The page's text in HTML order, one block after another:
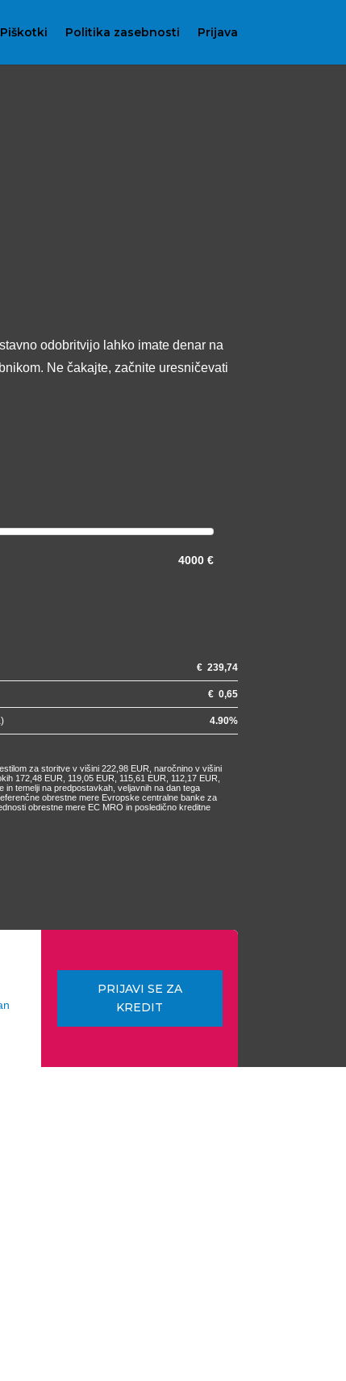
Piškotki Politika zasebnosti Prijava
odobritvijo lahko imate denar na
Ne čakajte, začnite uresničevati
4000 €
€ 239,74
€ 0,65
4.90%
za storitve v višini 222,98 EUR, naročnino v višini
172,48 EUR, 119,05 EUR, 115,61 EUR, 112,17 EUR,
in temelji na predpostavkah, veljavnih na dan tega
obrestne mere Evropske centralne banke za
obrestne mere EC MRO in posledično kreditne
PRIJAVI SE ZA
KREDIT